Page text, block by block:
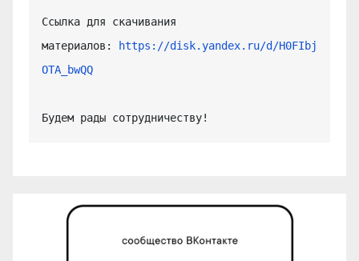
Ссылка для скачивания
материалов: https://disk.yandex.ru/d/H0FIbj
OTA_bwQQ
Будем рады сотрудничеству!